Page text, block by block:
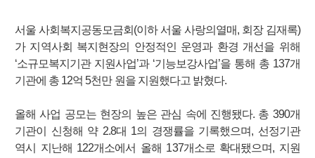
서울 사회복지공동모금회(이하 서울 사랑의열매, 회장 김재록)
가 지역사회 복지현장의 안정적인 운영과 환경 개선을 위해
‘소규모복지기관 지원사업’과 ‘기능보강사업’을 통해 총 137개
기관에 총 12억 5천만 원을 지원했다고 밝혔다.
올해 사업 공모는 현장의 높은 관심 속에 진행됐다. 총 390개
기관이 신청해 약 2.8대 1의 경쟁률을 기록했으며, 선정기관
역시 지난해 122개소에서 올해 137개소로 확대됐으며, 지원